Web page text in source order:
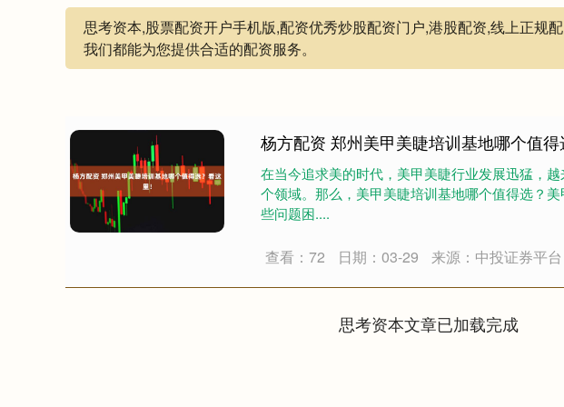
思考资本,股票配资开户手机版,配资优秀炒股配资门户,港股配资,线上正规
我们都能为您提供合适的配资服务。
杨方配资 郑州美甲美睫培训基地哪个值得
在当今追求美的时代，美甲美睫行业发展迅猛，
个领域。那么，美甲美睫培训基地哪个值得选？
些问题困....
查看：72 日期：03-29 来源：中投证券平台
思考资本文章已加载完成